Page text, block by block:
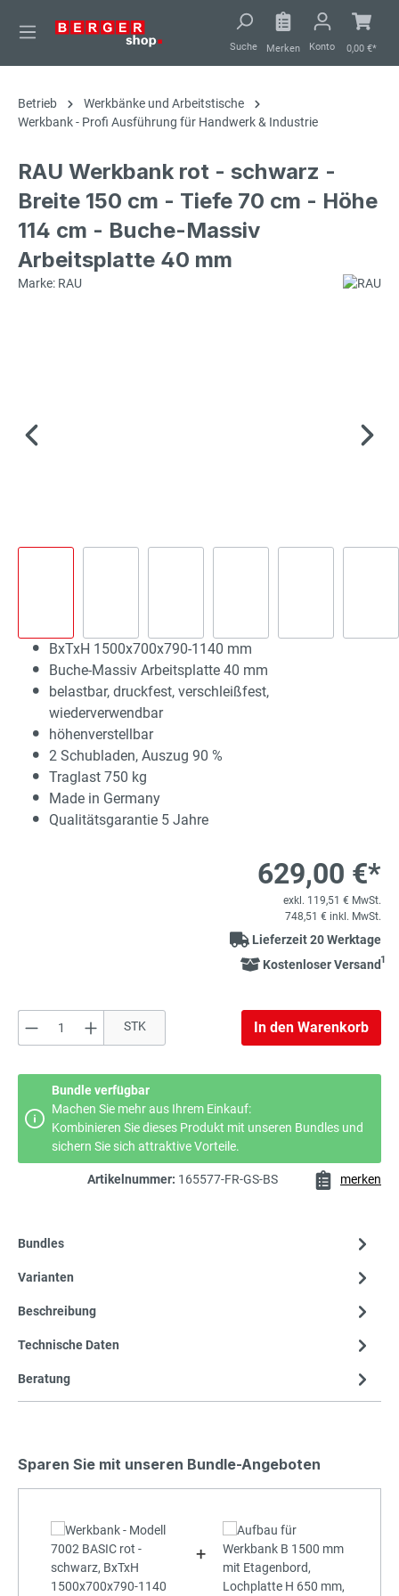
springen
Suche Merken Konto 0,00 €*
Betrieb
Werkbänke und Arbeitstische
Werkbank - Profi Ausführung für Handwerk & Industrie
RAU Werkbank rot - schwarz -
Breite 150 cm - Tiefe 70 cm - Höhe
114 cm - Buche-Massiv
Arbeitsplatte 40 mm
Marke: RAU
BxTxH 1500x700x790-1140 mm
Buche-Massiv Arbeitsplatte 40 mm
belastbar, druckfest, verschleißfest,
wiederverwendbar
höhenverstellbar
2 Schubladen, Auszug 90 %
Traglast 750 kg
Made in Germany
Qualitätsgarantie 5 Jahre
629,00 €*
exkl. 119,51 € MwSt.
748,51 € inkl. MwSt.
Lieferzeit 20 Werktage
Kostenloser Versand1
Produkt Anzahl: Gib den gewünschten
STK In den Warenkorb
Bundle verfügbar
Machen Sie mehr aus Ihrem Einkauf:
Kombinieren Sie dieses Produkt mit unseren Bundles und
sichern Sie sich attraktive Vorteile.
Artikelnummer: 165577-FR-GS-BS merken
Bundles
Varianten
Beschreibung
Technische Daten
Beratung
Sparen Sie mit unseren Bundle-Angeboten
+